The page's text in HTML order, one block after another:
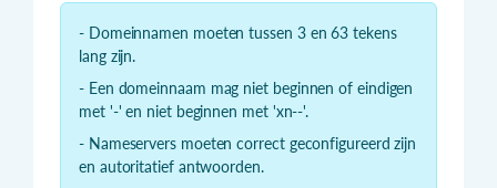
- Domeinnamen moeten tussen 3 en 63 tekens
lang zijn.
- Een domeinnaam mag niet beginnen of eindigen
met '-' en niet beginnen met 'xn--'.
- Nameservers moeten correct geconfigureerd zijn
en autoritatief antwoorden.